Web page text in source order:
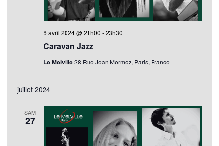
Caravan Jazz
6 avril 2024 @ 21h00 -23h30
Le Melville28 Rue Jean Mermoz, Paris, France
juillet 2024
SAM
27